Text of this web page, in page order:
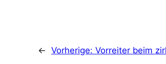
← Vorherige: Vorreiter beim